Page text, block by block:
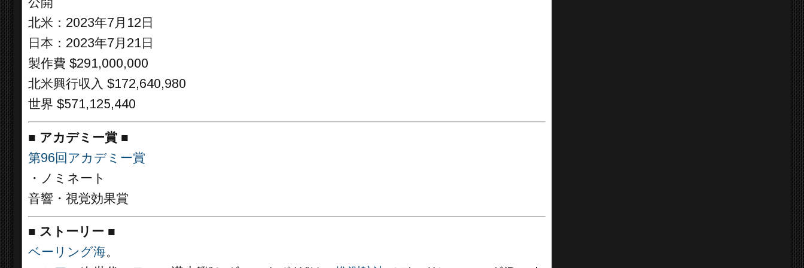
北米：2023年7月12日
日本：2023年7月21日
製作費 $291,000,000
北米興行収入 $172,640,980
世界 $571,125,440
■ アカデミー賞 ■
第96回アカデミー賞
・ノミネート
音響・視覚効果賞
■ ストーリー ■
ベーリング海。